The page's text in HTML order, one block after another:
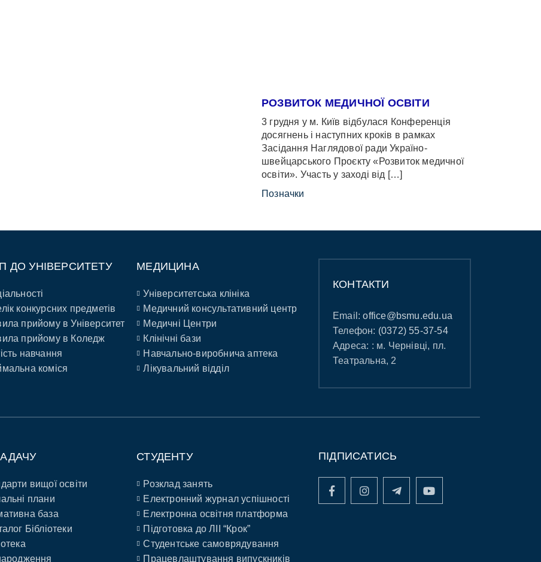
РОЗВИТОК МЕДИЧНОЇ ОСВІТИ
3 грудня у м. Київ відбулася Конференція
досягнень і наступних кроків в рамках
Засідання Наглядової ради Україно-
швейцарського Проєкту «Розвиток медичної
освіти». Участь у заході від […]
Позначки
ДО УНІВЕРСИТЕТУ
конкурсних предметів
прийому в Університет
прийому в Коледж
навчання
коміся
МЕДИЦИНА
Університетська клініка
Медичний консультативний центр
Медичні Центри
Клінічні бази
Навчально-виробнича аптека
Лікувальний відділ
КОНТАКТИ
Email:office@bsmu.edu.ua
Телефон: (0372) 55-37-54
Адреса: : м. Чернівці, пл.
Театральна, 2
вищої освіти
плани
база
Бібліотеки
СТУДЕНТУ
Розклад занять
Електронний журнал успішності
Електронна освітня платформа
Підготовка до ЛІІ “Крок”
Студентське самоврядування
Працевлаштування випускників
ПІДПИСАТИСЬ